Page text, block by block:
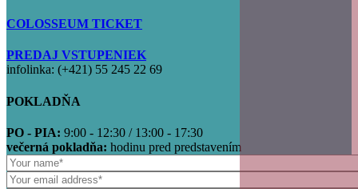
COLOSSEUM TICKET
PREDAJ VSTUPENIEK
infolinka: (+421) 55 245 22 69
POKLADŇA
PO - PIA: 9:00 - 12:30 / 13:00 - 17:30
večerná pokladňa: hodinu pred predstavením